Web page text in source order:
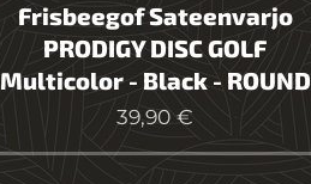
Frisbeegof Sateenvarjo
PRODIGY DISC GOLF
Multicolor - Black - ROUND
39,90€